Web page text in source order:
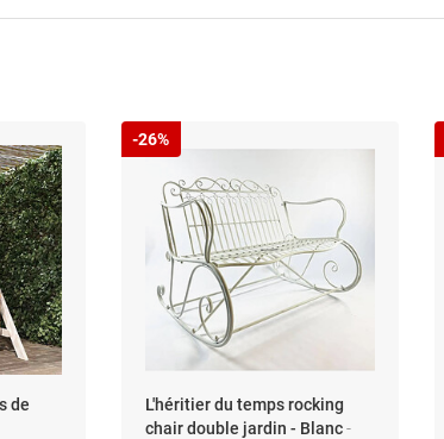
de
L'héritier du temps rocking
chair double jardin - Blanc-
-26%